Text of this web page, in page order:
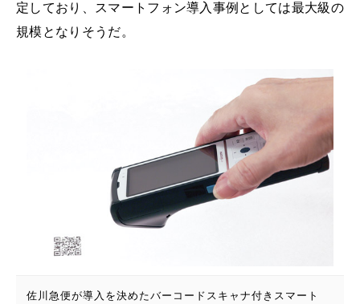
定しており、スマートフォン導入事例としては最大級の
規模となりそうだ。
佐川急便が導入を決めたバーコードスキャナ付きスマート